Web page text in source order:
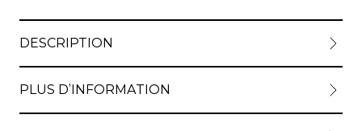
DESCRIPTION
PLUS D’INFORMATION